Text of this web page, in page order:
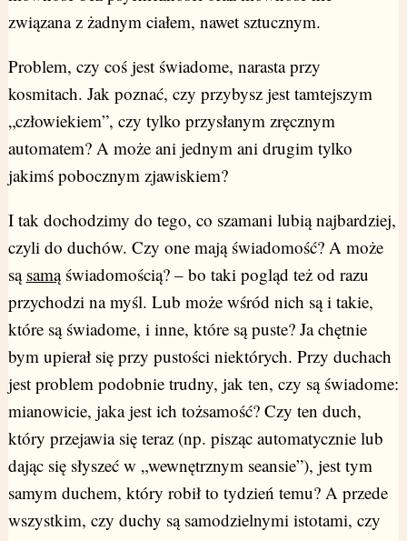
związana z żadnym ciałem, nawet sztucznym.
Problem, czy coś jest świadome, narasta przy
kosmitach. Jak poznać, czy przybysz jest tamtejszym
„człowiekiem”, czy tylko przysłanym zręcznym
automatem? A może ani jednym ani drugim tylko
jakimś pobocznym zjawiskiem?
I tak dochodzimy do tego, co szamani lubią najbardziej,
czyli do duchów. Czy one mają świadomość? A może
są samąświadomością? – bo taki pogląd też od razu
przychodzi na myśl. Lub może wśród nich są i takie,
które są świadome, i inne, które są puste? Ja chętnie
bym upierał się przy pustości niektórych. Przy duchach
jest problem podobnie trudny, jak ten, czy są świadome:
mianowicie, jaka jest ich tożsamość? Czy ten duch,
który przejawia się teraz (np. pisząc automatycznie lub
dając się słyszeć w „wewnętrznym seansie”), jest tym
samym duchem, który robił to tydzień temu? A przede
wszystkim, czy duchy są samodzielnymi istotami, czy